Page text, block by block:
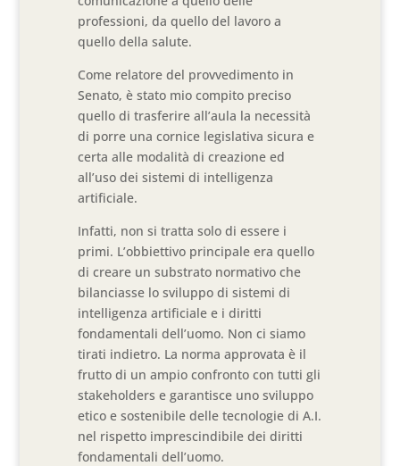
professioni, da quello del lavoro a
quello della salute.
Come relatore del provvedimento in
Senato, è stato mio compito preciso
quello di trasferire all’aula la necessità
di porre una cornice legislativa sicura e
certa alle modalità di creazione ed
all’uso dei sistemi di intelligenza
artificiale.
Infatti, non si tratta solo di essere i
primi. L’obbiettivo principale era quello
di creare un substrato normativo che
bilanciasse lo sviluppo di sistemi di
intelligenza artificiale e i diritti
fondamentali dell’uomo. Non ci siamo
tirati indietro. La norma approvata è il
frutto di un ampio confronto con tutti gli
stakeholders e garantisce uno sviluppo
etico e sostenibile delle tecnologie di A.I.
nel rispetto imprescindibile dei diritti
fondamentali dell’uomo.